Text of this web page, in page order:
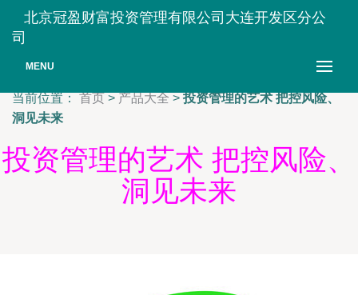
北京冠盈财富投资管理有限公司大连开发区分公
司
MENU
当前位置： 首页 > 产品大全 > 投资管理的艺术 把控风险、
洞见未来
投资管理的艺术 把控风险、
洞见未来